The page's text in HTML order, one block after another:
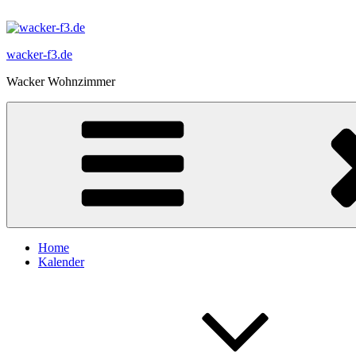
Inhalt
wacker-f3.de
Wacker Wohnzimmer
Home
Kalender